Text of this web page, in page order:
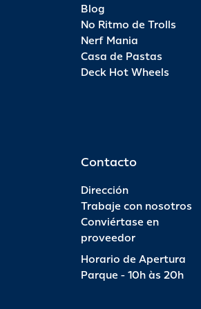
Blog
No Ritmo de Trolls
Nerf Mania
Casa de Pastas
Deck Hot Wheels
Contacto
Dirección
Trabaje con nosotros
Conviértase en
proveedor
Horario de Apertura
Parque - 10h às 20h